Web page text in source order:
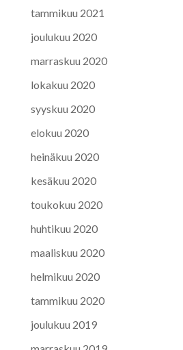
tammikuu 2021
joulukuu 2020
marraskuu 2020
lokakuu 2020
syyskuu 2020
elokuu 2020
heinäkuu 2020
kesäkuu 2020
toukokuu 2020
huhtikuu 2020
maaliskuu 2020
helmikuu 2020
tammikuu 2020
joulukuu 2019